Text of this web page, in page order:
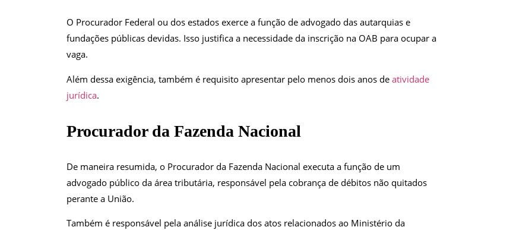
O Procurador Federal ou dos estados exerce a função de advogado das autarquias e
fundações públicas devidas. Isso justifica a necessidade da inscrição na OAB para ocupar a
vaga.
Além dessa exigência, também é requisito apresentar pelo menos dois anos de atividade
jurídica.
Procurador da Fazenda Nacional
De maneira resumida, o Procurador da Fazenda Nacional executa a função de um
advogado público da área tributária, responsável pela cobrança de débitos não quitados
perante a União.
Também é responsável pela análise jurídica dos atos relacionados ao Ministério da